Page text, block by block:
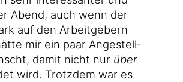
Abend, auch wenn der
auf den Arbeit­ge­bern
mir ein paar Ange­stell­
damit nicht nur über
wird. Trotz­dem war es